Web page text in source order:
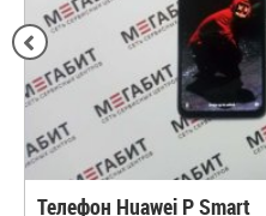
Телефон Huawei P Smart